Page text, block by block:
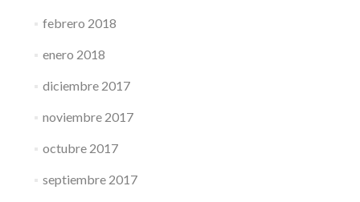
febrero 2018
enero 2018
diciembre 2017
noviembre 2017
octubre 2017
septiembre 2017